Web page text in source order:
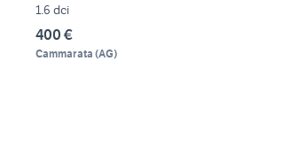
1.6 dci
400 €
Cammarata (AG)